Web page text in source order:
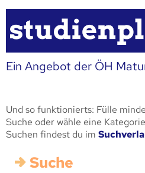
Ein Angebot der ÖH
Und so funktionierts: Fülle
Suche oder wähle eine
Suchen findest du im
Suche